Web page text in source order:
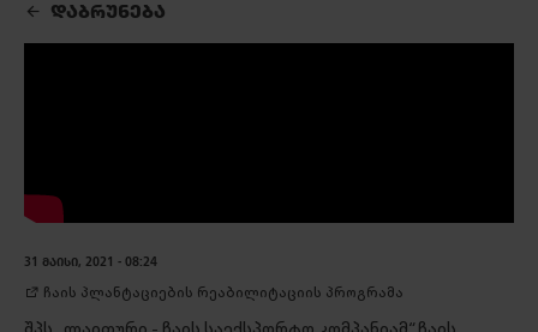
ᲓᲐᲑᲠᲣᲜᲔᲑᲐ
31 ᲛᲐᲘᲡᲘ, 2021 - 08:24
ჩაის პლანტაციების რეაბილიტაციის პროგრამა